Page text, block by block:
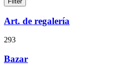
Art. de regalería
293
Bazar